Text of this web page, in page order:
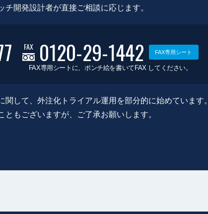
チ開発設計者が直接ご相談に応じます。
FAX 0120-29-1442 FAX専用シート
FAX専用シートに、ポンチ絵を書いてFAX してください。
して、外注化トライアル運用を部分的に始めています。
ともございますが、ご了承お願いします。